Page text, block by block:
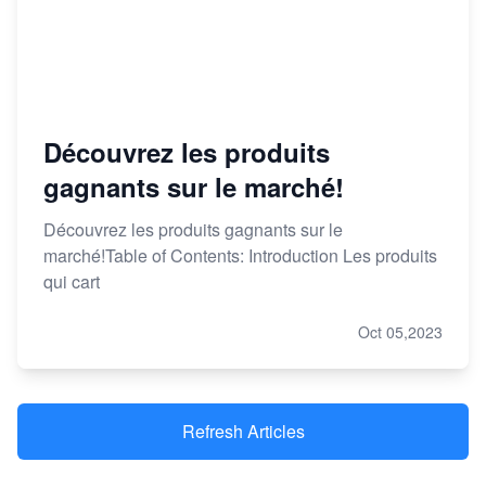
Découvrez les produits
gagnants sur le marché!
Découvrez les produits gagnants sur le
marché!Table of Contents: Introduction Les produits
qui cart
Oct 05,2023
Refresh Articles